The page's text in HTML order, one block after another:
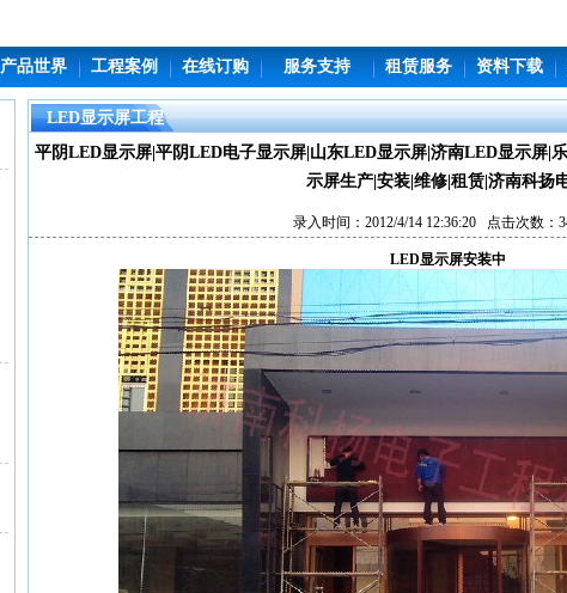
产品世界 工程案例 在线订购 服务支持 租赁服务 资料下载
LED显示屏工程
平阴LED显示屏|平阴LED电子显示屏|山东LED显示屏|济南LED显示屏|
示屏生产|安装|维修|租赁|济南科扬
录入时间：2012/4/14 12:36:20 点击次数：
LED显示屏安装中